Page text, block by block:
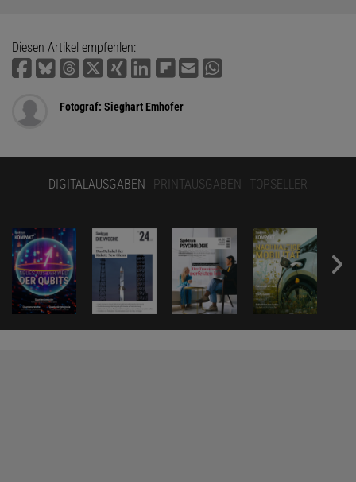
Diesen Artikel empfehlen:
Fotograf: Sieghart Emhofer
DIGITALAUSGABEN PRINTAUSGABEN TOPSELLER